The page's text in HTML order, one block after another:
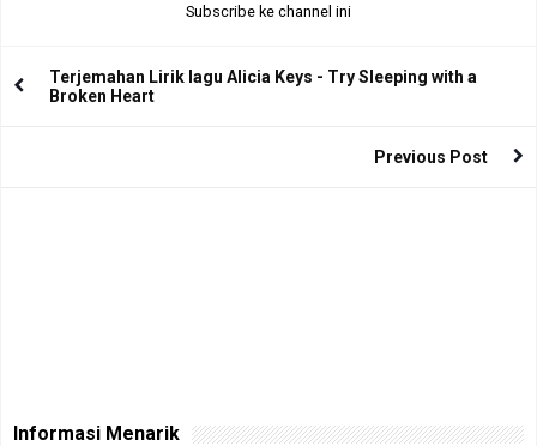
Subscribe ke channel ini
Terjemahan Lirik lagu Alicia Keys - Try Sleeping with a
Broken Heart
Previous Post
Informasi Menarik